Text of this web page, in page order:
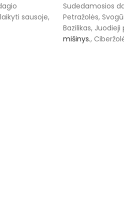
sausoje,
Sudedamosios
Petražolės,
Bazilikas,
mišinys.,